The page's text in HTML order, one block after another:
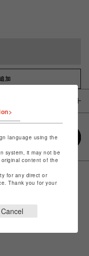
加
language using the
system, it may not be
content of the
for any direct or
Thank you for your
Cancel